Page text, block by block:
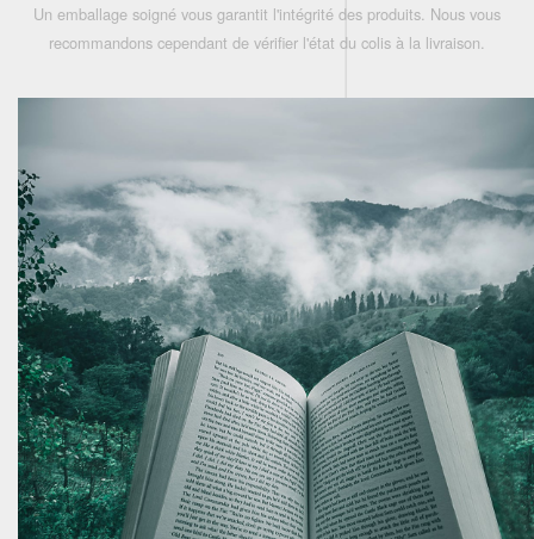
Un emballage soigné vous garantit l'intégrité des produits. Nous vous
recommandons cependant de vérifier l'état du colis à la livraison.